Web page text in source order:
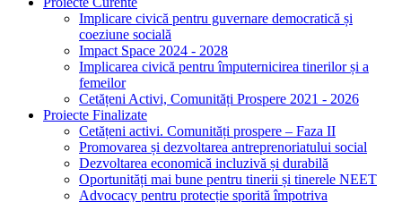
Implicare civică pentru guvernare democratică și
coeziune socială
Impact Space 2024 - 2028
Implicarea civică pentru împuternicirea tinerilor și a
femeilor
Cetățeni Activi, Comunități Prospere 2021 - 2026
Proiecte Finalizate
Cetățeni activi. Comunități prospere – Faza II
Promovarea și dezvoltarea antreprenoriatului social
Dezvoltarea economică incluzivă și durabilă
Oportunități mai bune pentru tinerii și tinerele NEET
Advocacy pentru protecție sporită împotriva